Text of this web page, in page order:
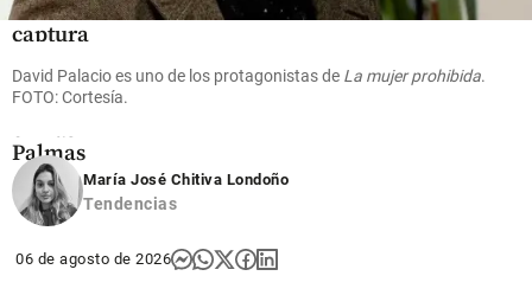
de
captura
asesinos
de Julián
en Las
Palmas
share
David Palacio es uno de los protagonistas de La mujer prohibida.
FOTO: Cortesía.
María José Chitiva Londoño
Tendencias
06 de agosto de 2026